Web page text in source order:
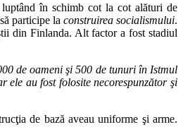
în schimb cot la cot alături de
participe la construirea socialismului.
din Finlanda. Alt factor a fost stadiul
de oameni şi 500 de tunuri în Istmul
au fost folosite necorespunzător şi
de bază aveau uniforme şi arme.